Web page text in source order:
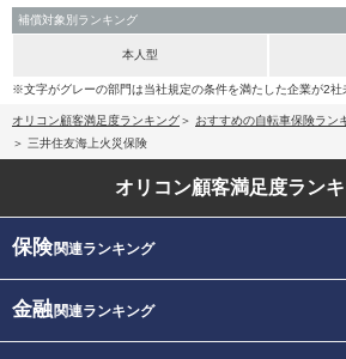
補償対象別ランキング
本人型
※文字がグレーの部門は当社規定の条件を満たした企業が2社
オリコン顧客満足度ランキング
おすすめの自転車保険ラン
三井住友海上火災保険
オリコン顧客満足度ラン
保険関連ランキング
金融関連ランキング